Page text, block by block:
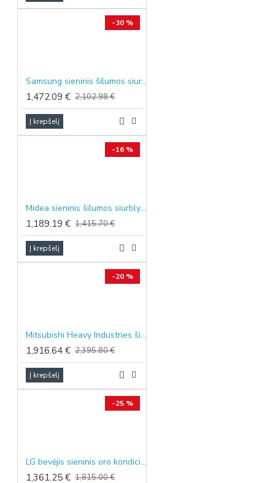
-30 %
Samsung sieninis šilumos siurblys oras-oras Nordic Airise Premium S2, 2.5/3.2 kW
1,472.09 € 2,102.98 €
Į krepšelį
-16 %
Midea sieninis šilumos siurblys oras-oras Solstice EZ, 7.0/7.3 kW, pilkos spalvos
1,189.19 € 1,415.70 €
Į krepšelį
-20 %
Mitsubishi Heavy Industries šilumos siurblys oras-oras SRK-ZTX Arctic Hyper Inverter, 3.5/4.3 kW
1,916.64 € 2,395.80 €
Į krepšelį
-25 %
LG bevėjis sieninis oro kondicionierius ARTCOOL AI Mirror Soft Air 2.5/3.2 kW
1,361.25 € 1,815.00 €